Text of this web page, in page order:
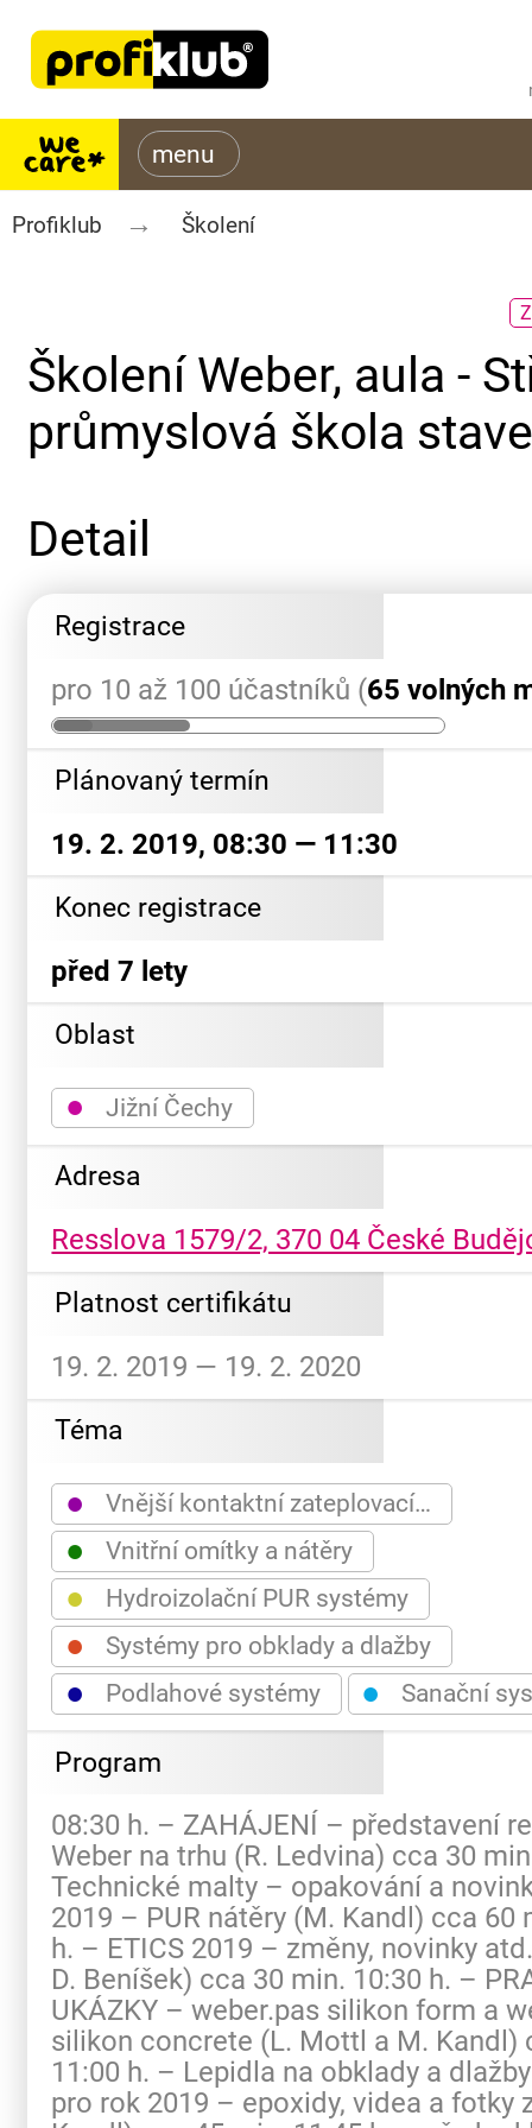
Profiklub Školení
Školení Weber, aula -
průmyslová škola
Detail
Registrace
pro 10 až 100 účastníků (65 volných
Plánovaný termín
19. 2. 2019, 08:30 — 11:30
Konec registrace
před 7 lety
Oblast
● Jižní Čechy
Adresa
Resslova 1579/2, 370 04 České
Platnost certifikátu
19. 2. 2019 — 19. 2. 2020
Téma
● Vnější kontaktní zateplovací…
● Vnitřní omítky a nátěry
● Hydroizolační PUR systémy
● Systémy pro obklady a dlažby
● Podlahové systémy ● Sanační
Program
08:30 h. – ZAHÁJENÍ – představení
Weber na trhu (R. Ledvina) cca 30
Technické malty – opakování a
2019 – PUR nátěry (M. Kandl) cca 60
h. – ETICS 2019 – změny, novinky
D. Beníšek) cca 30 min. 10:30 h. –
UKÁZKY – weber.pas silikon form a
silikon concrete (L. Mottl a M. Kandl)
11:00 h. – Lepidla na obklady a
pro rok 2019 – epoxidy, videa a fotky